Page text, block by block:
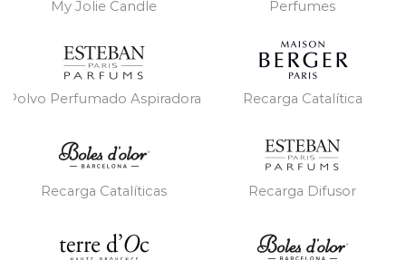
My Jolie Candle Perfumes
Polvo Perfumado Aspiradora Recarga Catalítica
Recarga Catalíticas Recarga Difusor